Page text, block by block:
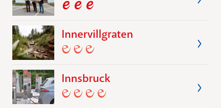
Innervillgraten
Innsbruck